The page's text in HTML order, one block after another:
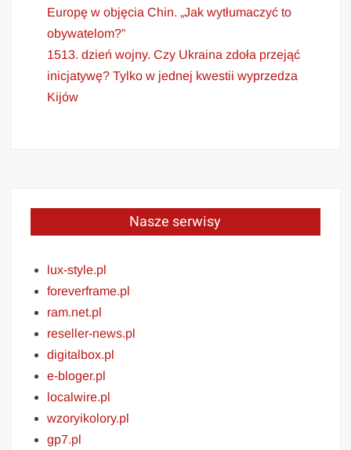
Europę w objęcia Chin. „Jak wytłumaczyć to
obywatelom?”
1513. dzień wojny. Czy Ukraina zdoła przejąć
inicjatywę? Tylko w jednej kwestii wyprzedza
Kijów
Nasze serwisy
lux-style.pl
foreverframe.pl
ram.net.pl
reseller-news.pl
digitalbox.pl
e-bloger.pl
localwire.pl
wzoryikolory.pl
gp7.pl